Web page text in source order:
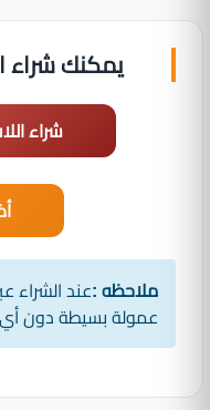
يمكنك شراء
شراء
ملاحظه :عند الشراء
عمولة بسيطة دون